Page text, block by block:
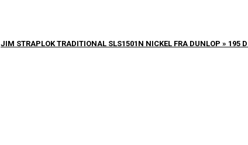
JIM STRAPLOK TRADITIONAL SLS1501N NICKEL FRA DUNLOP » 195